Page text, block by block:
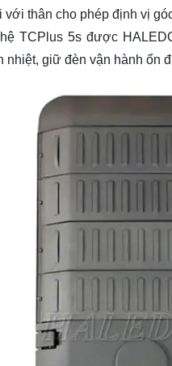
với thân cho phép định vị
TCPlus 5s được
nhiệt, giữ đèn vận hành ổn